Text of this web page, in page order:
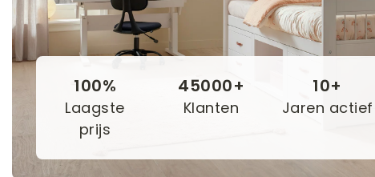
100%
Laagste
prijs
45000+
Klanten
10+
Jaren actief